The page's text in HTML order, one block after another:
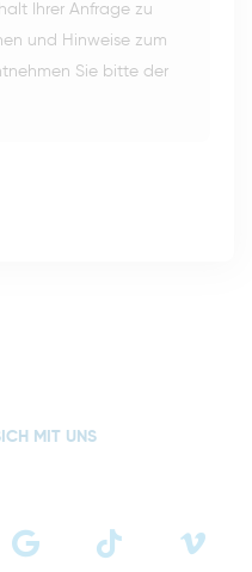
Ihrer Anfrage zu
und Hinweise zum
Sie bitte der
MIT UNS